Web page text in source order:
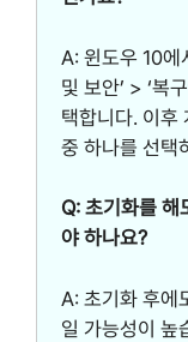
A: 윈도우 10에
및 보안’ > ‘복
택합니다. 이후
중 하나를 선택
Q: 초기화를 해
야 하나요?
A: 초기화 후에
일 가능성이 높